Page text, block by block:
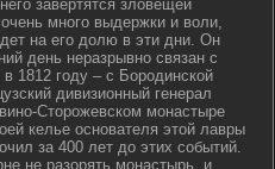
завертятся зловещей
много выдержки и воли,
на его долю в эти дни. Он
день неразрывно связан с
1812 году – с Бородинской
дивизионный генерал
Сторожевском монастыре
келье основателя этой лавры
за 400 лет до этих событий.
не разорять монастырь, и